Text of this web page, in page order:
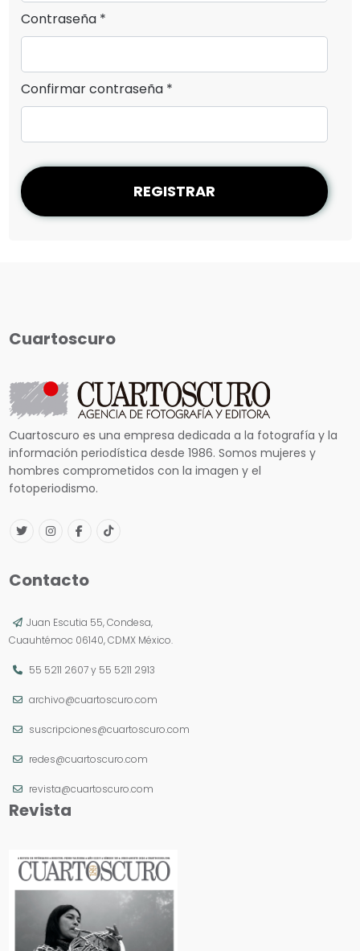
Contraseña *
Confirmar contraseña *
REGISTRAR
Cuartoscuro
Cuartoscuro es una empresa dedicada a la fotografía y la
información periodística desde 1986. Somos mujeres y
hombres comprometidos con la imagen y el
fotoperiodismo.
Contacto
Juan Escutia 55, Condesa,
Cuauhtémoc 06140, CDMX México.
55 5211 2607y 55 5211 2913
archivo@cuartoscuro.com
suscripciones@cuartoscuro.com
redes@cuartoscuro.com
revista@cuartoscuro.com
Revista